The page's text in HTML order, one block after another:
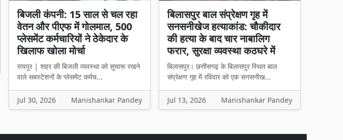
बिजली कंपनी: 15 साल से चल रहा
वेतन और पीएफ में गोलमाल, 500
प्लेसमेंट कर्मचारियों ने ठेकेदार के
खिलाफ खोला मोर्चा
रायपुर | शहर की बिजली व्यवस्था को सुचारू रखने
वाले सबस्टेशनों के प्लेसमेंट कर्मच...
Jul 30, 2026 Manishankar Pandey
बिलासपुर बाल संप्रेक्षण गृह में
सनसनीखेज हत्याकांड: चौकीदार
की हत्या के बाद चार नाबालिग
फरार, सुरक्षा व्यवस्था कठघरे में
बिलासपुर। छत्तीसगढ़ के बिलासपुर स्थित बाल
संप्रेक्षण गृह में रविवार को एक सनसनीख...
Jul 13, 2026 Manishankar Pandey